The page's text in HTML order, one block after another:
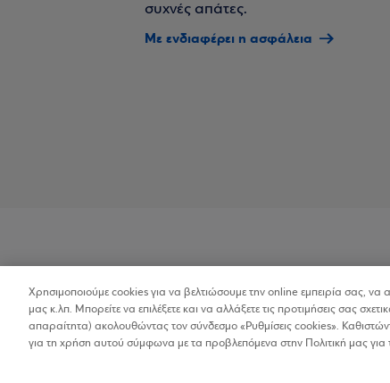
συχνές απάτες.
Με ενδιαφέρει η ασφάλεια
Προσβασιμότητα
Χρησιμοποιούμε cookies για να βελτιώσουμε την online εμπειρία σας, να
μας κ.λπ. Μπορείτε να επιλέξετε και να αλλάξετε τις προτιμήσεις σας
απαραίτητα) ακολουθώντας τον σύνδεσμο «Ρυθμίσεις cookies».
για τη χρήση αυτού σύμφωνα με τα προβλεπόμενα στην Πολιτική μας για